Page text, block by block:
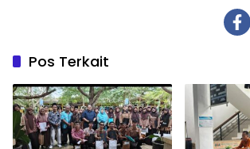
Pos Terkait